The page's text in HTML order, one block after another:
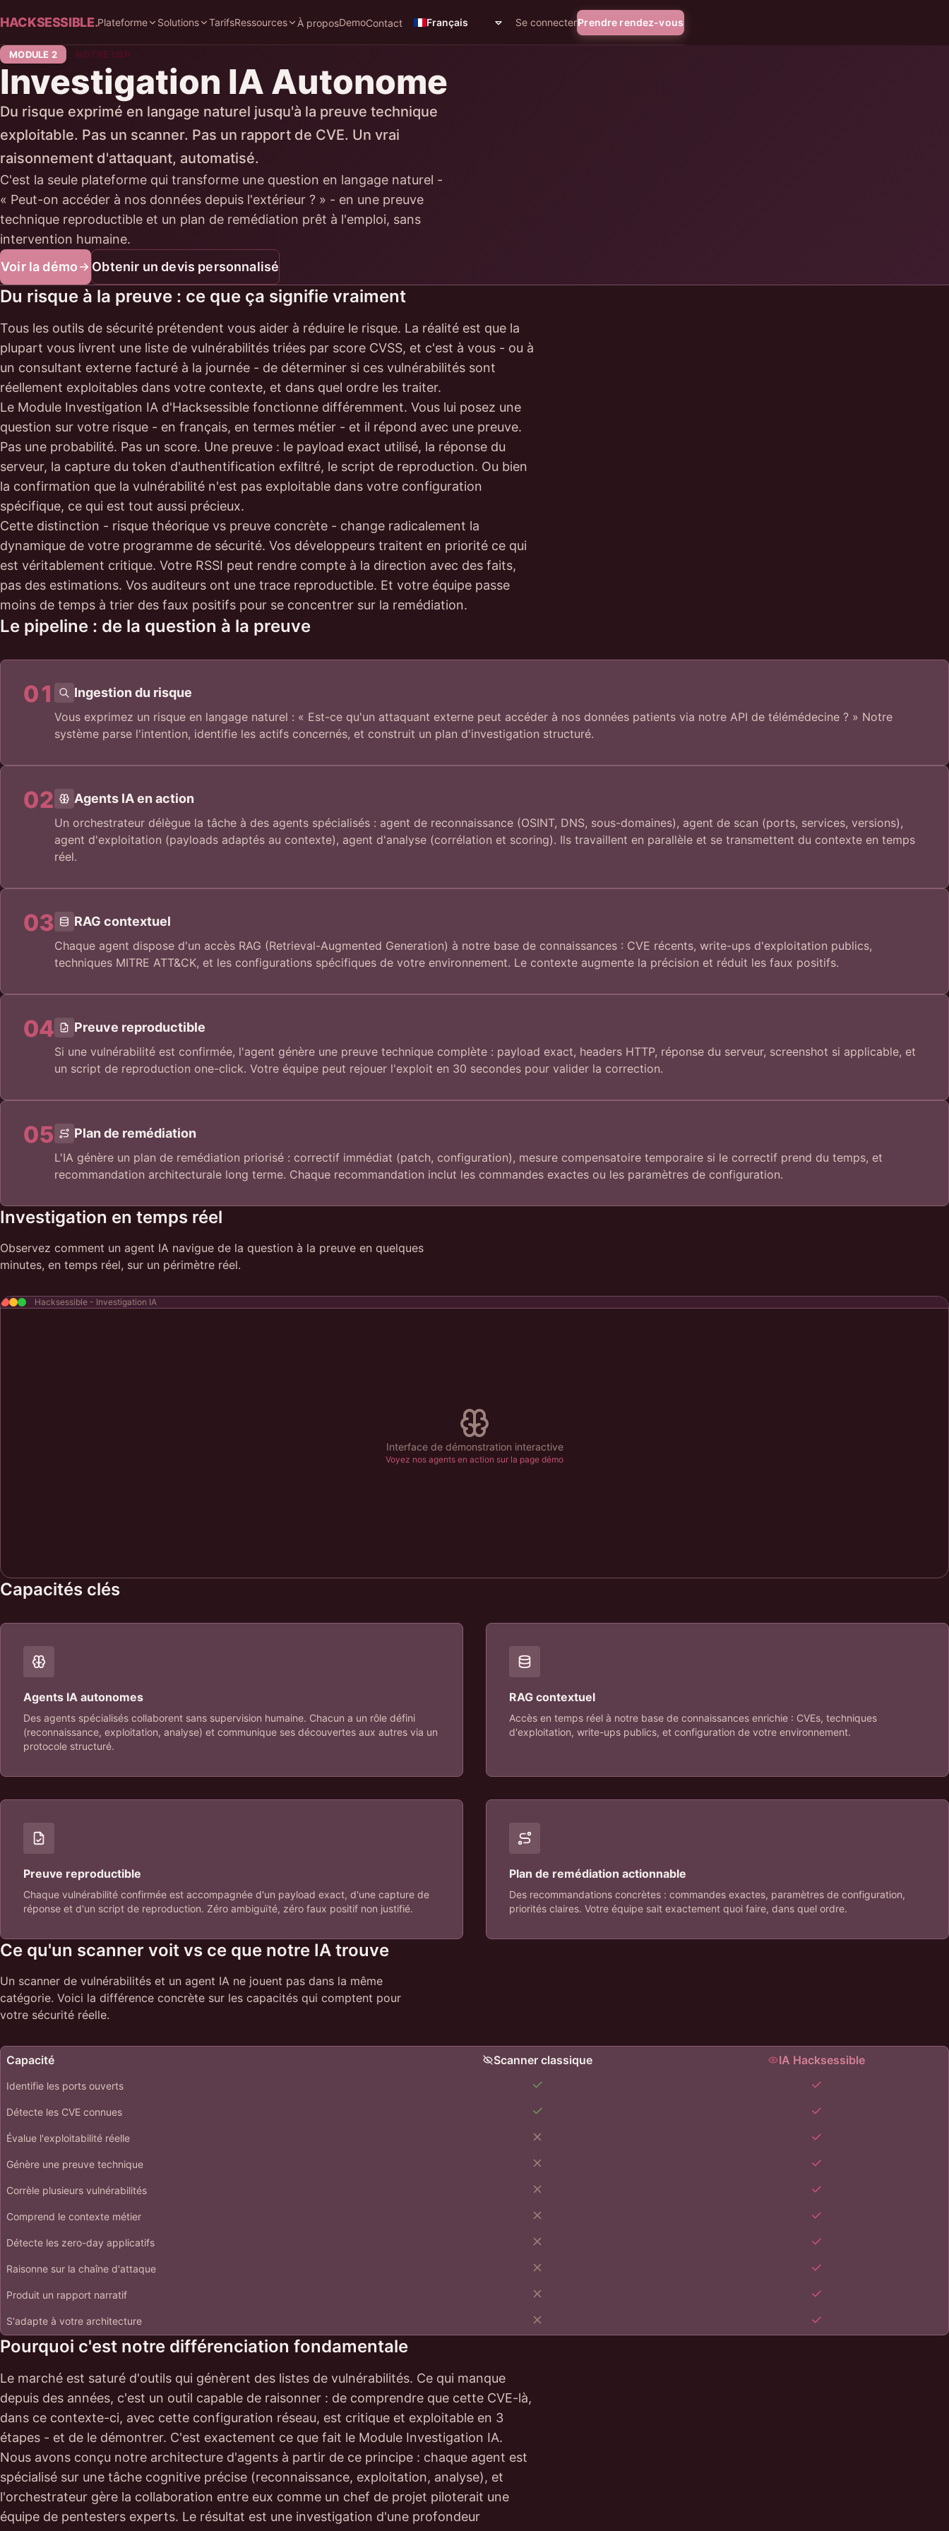
HACKSESSIBLE.Plateforme Solutions TarifsRessources À proposDemoContact Français Se connecterPrendre rendez-vous
MODULE 2 NOTRE USP
Investigation IA Autonome
Du risque exprimé en langage naturel jusqu'à la preuve technique
exploitable. Pas un scanner. Pas un rapport de CVE. Un vrai
raisonnement d'attaquant, automatisé.
C'est la seule plateforme qui transforme une question en langage naturel -
« Peut-on accéder à nos données depuis l'extérieur ? » - en une preuve
technique reproductible et un plan de remédiation prêt à l'emploi, sans
intervention humaine.
Voir la démo
Obtenir un devis personnalisé
Du risque à la preuve : ce que ça signifie vraiment
Tous les outils de sécurité prétendent vous aider à réduire le risque. La réalité est que la
plupart vous livrent une liste de vulnérabilités triées par score CVSS, et c'est à vous - ou à
un consultant externe facturé à la journée - de déterminer si ces vulnérabilités sont
réellement exploitables dans votre contexte, et dans quel ordre les traiter.
Le Module Investigation IA d'Hacksessible fonctionne différemment. Vous lui posez une
question sur votre risque - en français, en termes métier - et il répond avec une preuve.
Pas une probabilité. Pas un score. Une preuve : le payload exact utilisé, la réponse du
serveur, la capture du token d'authentification exfiltré, le script de reproduction. Ou bien
la confirmation que la vulnérabilité n'est pas exploitable dans votre configuration
spécifique, ce qui est tout aussi précieux.
Cette distinction - risque théorique vs preuve concrète - change radicalement la
dynamique de votre programme de sécurité. Vos développeurs traitent en priorité ce qui
est véritablement critique. Votre RSSI peut rendre compte à la direction avec des faits,
pas des estimations. Vos auditeurs ont une trace reproductible. Et votre équipe passe
moins de temps à trier des faux positifs pour se concentrer sur la remédiation.
Le pipeline : de la question à la preuve
01 Ingestion du risque
Vous exprimez un risque en langage naturel : « Est-ce qu'un attaquant externe peut accéder à nos données patients via notre API de télémédecine ? » Notre
système parse l'intention, identifie les actifs concernés, et construit un plan d'investigation structuré.
02 Agents IA en action
Un orchestrateur délègue la tâche à des agents spécialisés : agent de reconnaissance (OSINT, DNS, sous-domaines), agent de scan (ports, services, versions),
agent d'exploitation (payloads adaptés au contexte), agent d'analyse (corrélation et scoring). Ils travaillent en parallèle et se transmettent du contexte en temps
réel.
03 RAG contextuel
Chaque agent dispose d'un accès RAG (Retrieval-Augmented Generation) à notre base de connaissances : CVE récents, write-ups d'exploitation publics,
techniques MITRE ATT&CK, et les configurations spécifiques de votre environnement. Le contexte augmente la précision et réduit les faux positifs.
04 Preuve reproductible
Si une vulnérabilité est confirmée, l'agent génère une preuve technique complète : payload exact, headers HTTP, réponse du serveur, screenshot si applicable, et
un script de reproduction one-click. Votre équipe peut rejouer l'exploit en 30 secondes pour valider la correction.
05 Plan de remédiation
L'IA génère un plan de remédiation priorisé : correctif immédiat (patch, configuration), mesure compensatoire temporaire si le correctif prend du temps, et
recommandation architecturale long terme. Chaque recommandation inclut les commandes exactes ou les paramètres de configuration.
Investigation en temps réel
Observez comment un agent IA navigue de la question à la preuve en quelques
minutes, en temps réel, sur un périmètre réel.
Hacksessible - Investigation IA
Interface de démonstration interactive
Voyez nos agents en action sur la page démo
Capacités clés
Agents IA autonomes
Des agents spécialisés collaborent sans supervision humaine. Chacun a un rôle défini
(reconnaissance, exploitation, analyse) et communique ses découvertes aux autres via un
protocole structuré.
RAG contextuel
Accès en temps réel à notre base de connaissances enrichie : CVEs, techniques
d'exploitation, write-ups publics, et configuration de votre environnement.
Preuve reproductible
Chaque vulnérabilité confirmée est accompagnée d'un payload exact, d'une capture de
réponse et d'un script de reproduction. Zéro ambiguïté, zéro faux positif non justifié.
Plan de remédiation actionnable
Des recommandations concrètes : commandes exactes, paramètres de configuration,
priorités claires. Votre équipe sait exactement quoi faire, dans quel ordre.
Ce qu'un scanner voit vs ce que notre IA trouve
Un scanner de vulnérabilités et un agent IA ne jouent pas dans la même
catégorie. Voici la différence concrète sur les capacités qui comptent pour
votre sécurité réelle.
Capacité Scanner classique IA Hacksessible
Identifie les ports ouverts
Détecte les CVE connues
Évalue l'exploitabilité réelle
Génère une preuve technique
Corrèle plusieurs vulnérabilités
Comprend le contexte métier
Détecte les zero-day applicatifs
Raisonne sur la chaîne d'attaque
Produit un rapport narratif
S'adapte à votre architecture
Pourquoi c'est notre différenciation fondamentale
Le marché est saturé d'outils qui génèrent des listes de vulnérabilités. Ce qui manque
depuis des années, c'est un outil capable de raisonner : de comprendre que cette CVE-là,
dans ce contexte-ci, avec cette configuration réseau, est critique et exploitable en 3
étapes - et de le démontrer. C'est exactement ce que fait le Module Investigation IA.
Nous avons conçu notre architecture d'agents à partir de ce principe : chaque agent est
spécialisé sur une tâche cognitive précise (reconnaissance, exploitation, analyse), et
l'orchestrateur gère la collaboration entre eux comme un chef de projet piloterait une
équipe de pentesters experts. Le résultat est une investigation d'une profondeur